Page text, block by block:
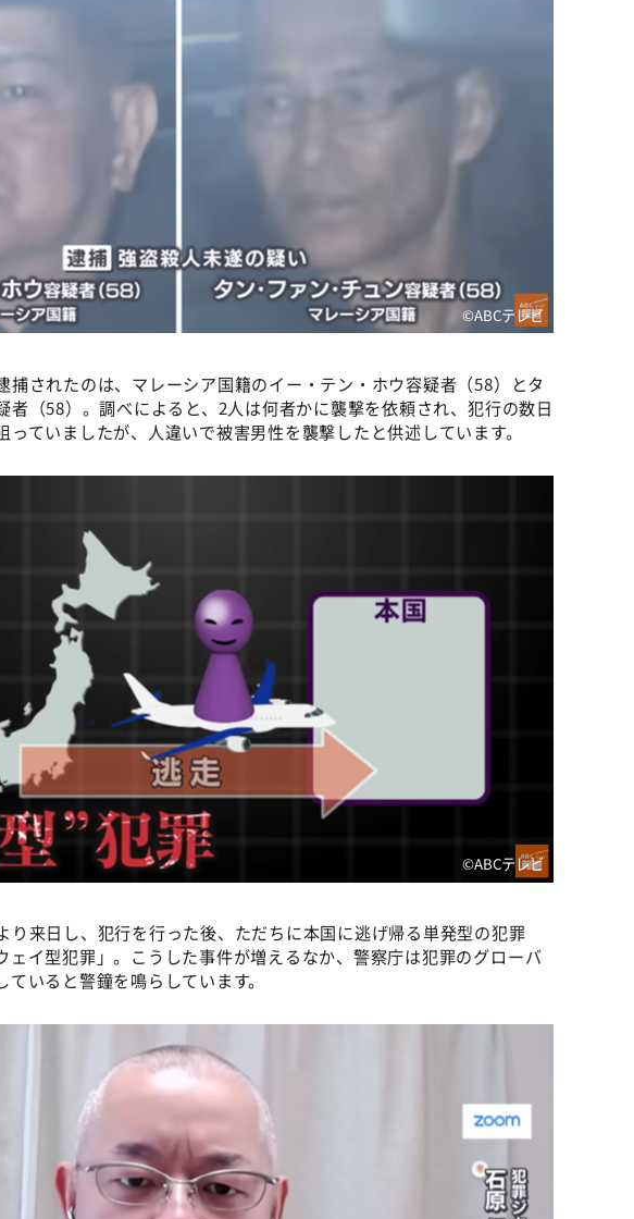
©ABCテレビ
捕されたのは、マレーシア国籍のイー・テン・ホウ容疑者（58）とタ
者（58）。調べによると、2人は何者かに襲撃を依頼され、犯行の数日
っていましたが、人違いで被害男性を襲撃したと供述しています。
©ABCテレビ
り来日し、犯行を行った後、ただちに本国に逃げ帰る単発型の犯罪
ェイ型犯罪」。こうした事件が増えるなか、警察庁は犯罪のグローバ
いると警鐘を鳴らしています。